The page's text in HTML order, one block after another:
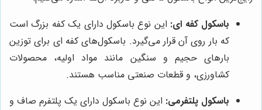
باسکول کفه ای: این نوع باسکول دارای یک کفه بزرگ است
که بار روی آن قرار می‌گیرد. باسکول‌های کفه ای برای توزین
بارهای حجیم و سنگین مانند مواد اولیه، محصولات
کشاورزی، و قطعات صنعتی مناسب هستند.
باسکول پلتفرمی: این نوع باسکول دارای یک پلتفرم صاف و